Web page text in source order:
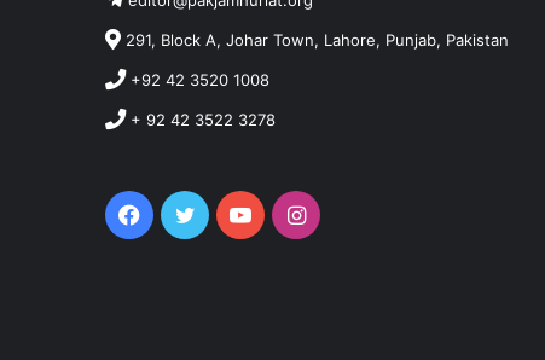
291, Block A, Johar Town, Lahore, Punjab, Pakistan
+92 42 3520 1008
+ 92 42 3522 3278
Facebook
TwitterYouTubeInstagram